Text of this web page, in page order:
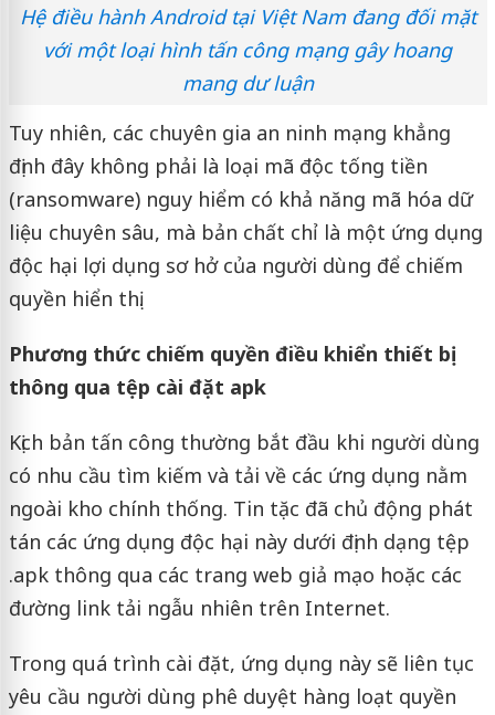
Hệ điều hành Android tại Việt Nam đang đối mặt
với một loại hình tấn công mạng gây hoang
mang dư luận
Tuy nhiên, các chuyên gia an ninh mạng khẳng
định đây không phải là loại mã độc tống tiền
(ransomware) nguy hiểm có khả năng mã hóa dữ
liệu chuyên sâu, mà bản chất chỉ là một ứng dụng
độc hại lợi dụng sơ hở của người dùng để chiếm
quyền hiển thị.
Phương thức chiếm quyền điều khiển thiết bị
thông qua tệp cài đặt apk
Kịch bản tấn công thường bắt đầu khi người dùng
có nhu cầu tìm kiếm và tải về các ứng dụng nằm
ngoài kho chính thống. Tin tặc đã chủ động phát
tán các ứng dụng độc hại này dưới định dạng tệp
.apk thông qua các trang web giả mạo hoặc các
đường link tải ngẫu nhiên trên Internet.
Trong quá trình cài đặt, ứng dụng này sẽ liên tục
yêu cầu người dùng phê duyệt hàng loạt quyền